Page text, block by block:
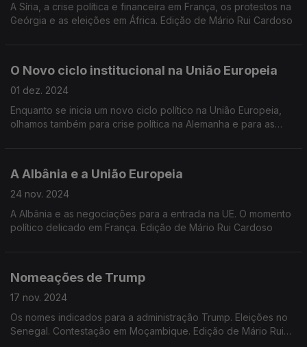
A Síria, a crise política e financeira em França, os protestos na
Geórgia e as eleições em África. Edição de Mário Rui Cardoso
O Novo ciclo institucional na União Europeia
01 dez. 2024
Enquanto se inicia um novo ciclo político na União Europeia,
olhamos também para crise política na Alemanha e para as
A Albânia e a União Europeia
24 nov. 2024
A Albânia e as negociações para a entrada na UE. O momento
político delicado em França. Edição de Mário Rui Cardoso
Nomeações de Trump
17 nov. 2024
Os nomes indicados para a administração Trump. Eleições no
Senegal. Contestação em Moçambique. Edição de Mário Rui